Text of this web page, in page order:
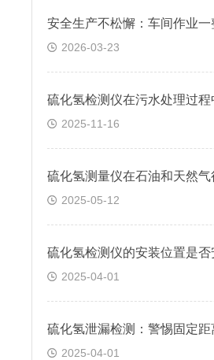
2026-03-23
2025-11-16
2025-05-12
硫化氢检测仪的安装位置是否
2025-04-01
2025-04-01